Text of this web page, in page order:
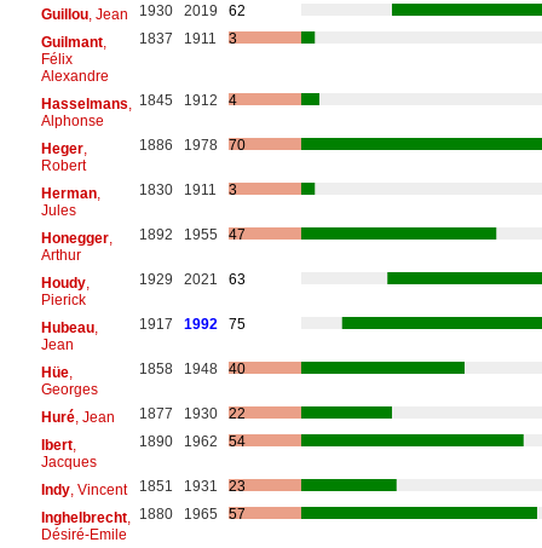
Guillou, Jean 1930 2019
62
Guilmant,
Félix
Alexandre
1837 1911 3
Hasselmans
Alphonse
1845 1912 4
Heger,
Robert
1886 1978 70
Herman,
Jules
1830 1911 3
Honegger,
Arthur
1892 1955 47
Houdy,
Pierick
1929 2021 63
Hubeau,
Jean
1917 1992 75
Hüe,
Georges
1858 1948 40
Huré, Jean 1877 1930
22
Ibert,
Jacques
1890 1962 54
Indy, Vincent 1851 1931
23
Inghelbrecht,
Désiré-Emile
1880 1965 57